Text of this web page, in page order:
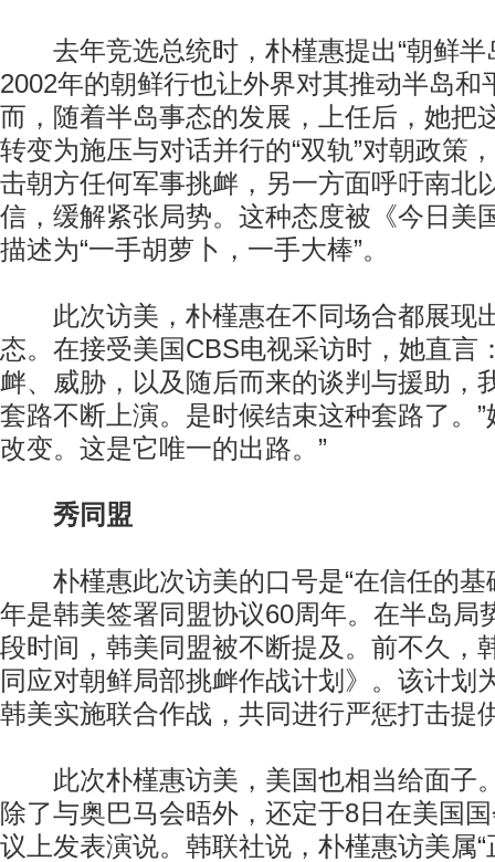
去年竞选总统时，朴槿惠提出“朝鲜半
2002年的朝鲜行也让外界对其推动半岛和
而，随着半岛事态的发展，上任后，她把
转变为施压与对话并行的“双轨”对朝政策
击朝方任何军事挑衅，另一方面呼吁南北
信，缓解紧张局势。这种态度被《今日美
描述为“一手胡萝卜，一手大棒”。
此次访美，朴槿惠在不同场合都展现
态。在接受美国CBS电视采访时，她直言
衅、威胁，以及随后而来的谈判与援助，
套路不断上演。是时候结束这种套路了。”
改变。这是它唯一的出路。”
秀同盟
朴槿惠此次访美的口号是“在信任的基
年是韩美签署同盟协议60周年。在半岛局
段时间，韩美同盟被不断提及。前不久，
同应对朝鲜局部挑衅作战计划》。该计划
韩美实施联合作战，共同进行严惩打击提
此次朴槿惠访美，美国也相当给面子
除了与奥巴马会晤外，还定于8日在美国
议上发表演说。韩联社说，朴槿惠访美属“